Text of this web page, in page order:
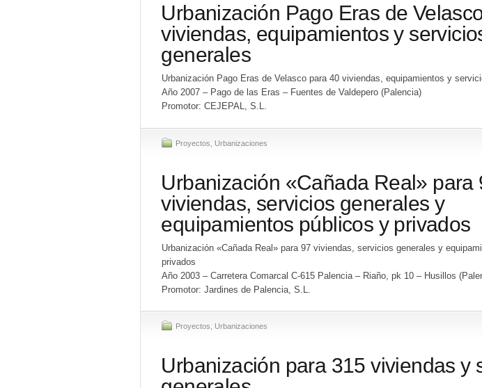
Urbanización Pago Eras de
viviendas, equipamientos y
generales
Urbanización Pago Eras de Velasco para 40 viviendas, equipamientos y
Año 2007 – Pago de las Eras – Fuentes de Valdepero (Palencia)
Promotor: CEJEPAL, S.L.
Proyectos Urbanizaciones
Urbanización «Cañada Real» para
viviendas, servicios generales y
equipamientos públicos y privados
Urbanización «Cañada Real» para 97 viviendas, servicios generales y
privados
Año 2003 – Carretera Comarcal C-615 Palencia – Riaño, pk 10 – Husillos
Promotor: Jardines de Palencia, S.L.
Proyectos Urbanizaciones
Urbanización para 315 viviendas y